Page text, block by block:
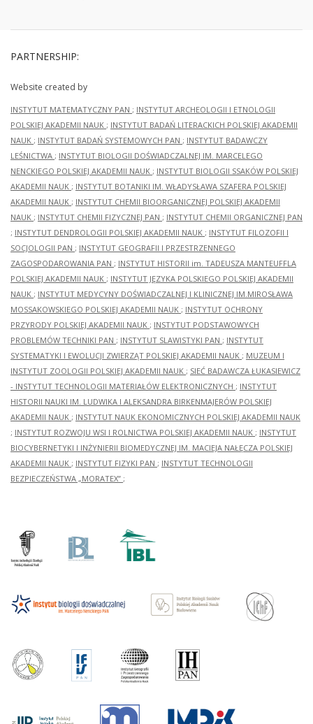
PARTNERSHIP:
Website created by
INSTYTUT MATEMATYCZNY PAN ; INSTYTUT ARCHEOLOGII I ETNOLOGII
POLSKIEJ AKADEMII NAUK ; INSTYTUT BADAŃ LITERACKICH POLSKIEJ AKADEMII
NAUK ; INSTYTUT BADAŃ SYSTEMOWYCH PAN ; INSTYTUT BADAWCZY
LEŚNICTWA ; INSTYTUT BIOLOGII DOŚWIADCZALNEJ IM. MARCELEGO
NENCKIEGO POLSKIEJ AKADEMII NAUK ; INSTYTUT BIOLOGII SSAKÓW POLSKIEJ
AKADEMII NAUK ; INSTYTUT BOTANIKI IM. WŁADYSŁAWA SZAFERA POLSKIEJ
AKADEMII NAUK ; INSTYTUT CHEMII BIOORGANICZNEJ POLSKIEJ AKADEMII
NAUK ; INSTYTUT CHEMII FIZYCZNEJ PAN ; INSTYTUT CHEMII ORGANICZNEJ PAN
; INSTYTUT DENDROLOGII POLSKIEJ AKADEMII NAUK ; INSTYTUT FILOZOFII I
SOCJOLOGII PAN ; INSTYTUT GEOGRAFII I PRZESTRZENNEGO
ZAGOSPODAROWANIA PAN ; INSTYTUT HISTORII im. TADEUSZA MANTEUFFLA
POLSKIEJ AKADEMII NAUK ; INSTYTUT JĘZYKA POLSKIEGO POLSKIEJ AKADEMII
NAUK ; INSTYTUT MEDYCYNY DOŚWIADCZALNEJ I KLINICZNEJ IM.MIROSŁAWA
MOSSAKOWSKIEGO POLSKIEJ AKADEMII NAUK ; INSTYTUT OCHRONY
PRZYRODY POLSKIEJ AKADEMII NAUK ; INSTYTUT PODSTAWOWYCH
PROBLEMÓW TECHNIKI PAN ; INSTYTUT SLAWISTYKI PAN ; INSTYTUT
SYSTEMATYKI I EWOLUCJI ZWIERZĄT POLSKIEJ AKADEMII NAUK ; MUZEUM I
INSTYTUT ZOOLOGII POLSKIEJ AKADEMII NAUK ; SIEĆ BADAWCZA ŁUKASIEWICZ
- INSTYTUT TECHNOLOGII MATERIAŁÓW ELEKTRONICZNYCH ; INSTYTUT
HISTORII NAUKI IM. LUDWIKA I ALEKSANDRA BIRKENMAJERÓW POLSKIEJ
AKADEMII NAUK ; INSTYTUT NAUK EKONOMICZNYCH POLSKIEJ AKADEMII NAUK
; INSTYTUT ROZWOJU WSI I ROLNICTWA POLSKIEJ AKADEMII NAUK ; INSTYTUT
BIOCYBERNETYKI I INŻYNIERII BIOMEDYCZNEJ IM. MACIEJA NAŁĘCZA POLSKIEJ
AKADEMII NAUK ; INSTYTUT FIZYKI PAN ; INSTYTUT TECHNOLOGII
BEZPIECZEŃSTWA „MORATEX” ;